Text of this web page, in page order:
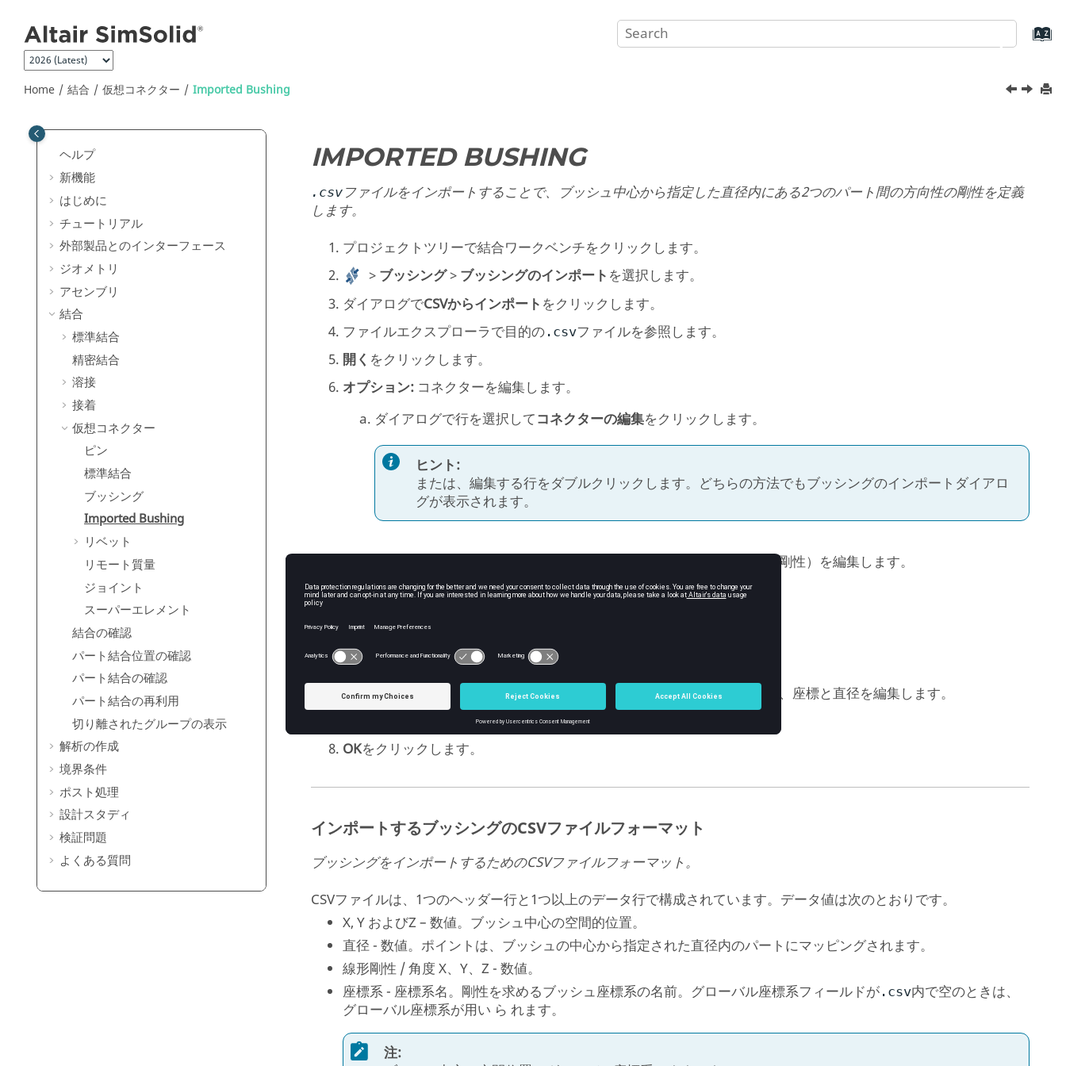
Home 結合 仮想コネクター Imported Bushing
ヘルプ
新機能
はじめに
チュートリアル
外部製品とのインターフェース
ジオメトリ
アセンブリ
結合
標準結合
精密結合
溶接
接着
仮想コネクター
ピン
標準結合
ブッシング
Imported Bushing
リベット
リモート質量
ジョイント
スーパーエレメント
結合の確認
パート結合位置の確認
パート結合の確認
パート結合の再利用
切り離されたグループの表示
解析の作成
境界条件
ポスト処理
設計スタディ
検証問題
よくある質問
IMPORTED BUSHING
.csvファイルをインポートすることで、ブッシュ中心から指定した直径内にある2つのパート間の方向性の剛性を定義
します。
プロジェクトツリーで結合ワークベンチをクリックします。
> ブッシング> ブッシングのインポート を選択します。
ダイアログでCSVからインポート をクリックします。
ファイルエクスプローラで目的の.csvファイルを参照します。
開く をクリックします。
オプション: コネクターを編集します。
ダイアログで行を選択してコネクターの編集をクリックします。
ヒント:
または、編集する行をダブルクリックします。どちらの方法でもブッシングのインポートダイアロ
グが表示されます。
このダイアログで目的の値（座標系、座標、直径、線形および角度剛性）を編集します。
OKをクリックします。
警告メッセージを確認し、修正します。警告は次の状況で表示されます。
で指定された座標系が認識されない場合。
パート上にポイントをマッピングできない場合。このような場合は、座標と直径を編集します。
2つ以上のパート間でポイントがマッピングされる場合。
OKをクリックします。
インポートするブッシングのCSVファイルフォーマット
ブッシングをインポートするためのCSVファイルフォーマット。
CSVファイルは、1つのヘッダー行と1つ以上のデータ行で構成されています。データ値は次のとおりです。
X, Y およびZ – 数値。ブッシュ中心の空間的位置。
直径 - 数値。ポイントは、ブッシュの中心から指定された直径内のパートにマッピングされます。
線形剛性 / 角度 X、Y、Z - 数値。
座標系 - 座標系名。剛性を求めるブッシュ座標系の名前。グローバル座標系フィールドが.csv内で空のときは、
グローバル座標系が用い ら れます。
注: